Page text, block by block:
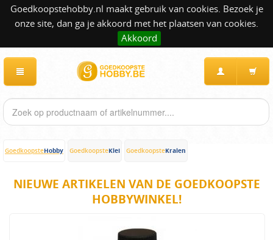
Goedkoopstehobby.nl maakt gebruik van cookies. Bezoek je
onze site, dan ga je akkoord met het plaatsen van cookies.
Akkoord
GoedkoopsteHobby GoedkoopsteKlei GoedkoopsteKralen
NIEUWE ARTIKELEN VAN DE GOEDKOOPSTE
HOBBYWINKEL!